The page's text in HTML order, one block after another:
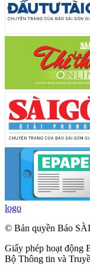
logo
© Bản quyền Báo
Giấy phép hoạt động
Bộ Thông tin và